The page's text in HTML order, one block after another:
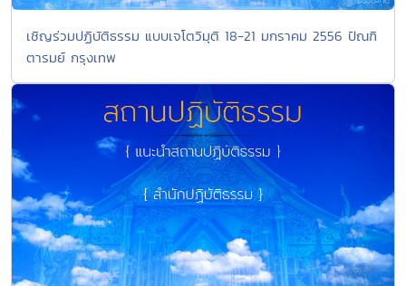
เชิญร่วมปฏิบัติธรรม แบบเจโตวิมุติ 18-21 มกราคม 2556 ปัณฑิ
ตารมย์ กรุงเทพ